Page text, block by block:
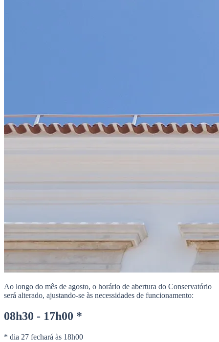
Ao longo do mês de agosto, o horário de abertura do Conservatório
será alterado, ajustando-se às necessidades de funcionamento:
08h30 - 17h00 *
* dia 27 fechará às 18h00